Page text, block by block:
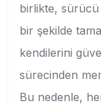
birlikte, sürücü
bir şekilde
kendilerini
sürecinden
Bu nedenle,